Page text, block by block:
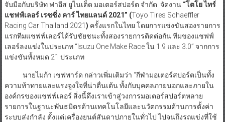
จับมือกับบริษัท ฟาอีส ยูไนเต็ด มอเตอร์สปอร์ต จำกัด จัดงาน“โตโย ไทร์
แชฟฟ์เลอร์ เรซซิ่ง คาร์ ไทยแลนด์ 2021” (Toyo Tires Schaeffler
Racing Car Thailand 2021 ) ครั้งแรกในไทย โดยการแข่งขันสองรายการ
แรกทีมแชฟฟ์เลอร์ได้รับชัยชนะทั้งสองรายการติดต่อกัน ทีมของแชฟฟ์
เลอร์ลงแข่งในประเภท “Isuzu One Make Race ใน 1.9 และ 3.0” จากการ
แข่งขันทั้งหมด 21 ประเภท
นายไมก้า เชฟพาร์ด กล่าวเพิ่มเติมว่า “กีฬามอเตอร์สปอร์ตเป็นทั้ง
ความท้าทายและแรงจูงใจที่น่าตื่นเต้น ทั้งกับบุคคลภายนอกและภายใน
องค์กรของแชฟฟ์เลอร์ สิ่งนี้ดึงเราเข้าสู่วงการมอเตอร์สปอร์ตหลาย
รายการในฐานะพันธมิตรด้านเทคโนโลยีและนวัตกรรมด้านการตั้งค่า
ระบบส่งกำลัง ตั้งแต่เครื่องยนต์สันดาปภายในทั่วไป ไปจนถึงรถแข่งที่ใช้